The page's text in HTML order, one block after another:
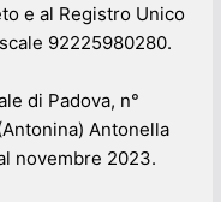
e al Registro Unico
92225980280.
di Padova, n°
Antonella
novembre 2023.